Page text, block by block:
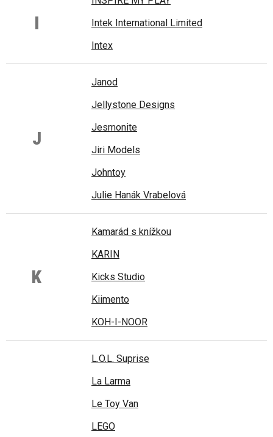
I
Intek International Limited
Intex
J
Janod
Jellystone Designs
Jesmonite
Jiri Models
Johntoy
Julie Hanák Vrabelová
K
Kamarád s knížkou
KARIN
Kicks Studio
Kiimento
KOH-I-NOOR
L.O.L. Suprise
La Larma
Le Toy Van
LEGO